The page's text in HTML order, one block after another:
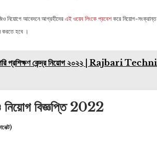
নিয়োগে আবেদনে আগ্রহীদের এই ওয়েব লিংকে প্রবেশকরে নিয়োগ-
করতে হবে ।
প্রশিক্ষণ কেন্দ্র নিয়োগ ২০২২ |
বিজ্ঞপ্তি 2022